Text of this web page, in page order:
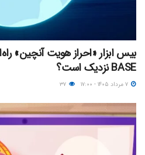
بیس ابزار «احراز هویت آنچین»
BASE نزدیک‌ است؟